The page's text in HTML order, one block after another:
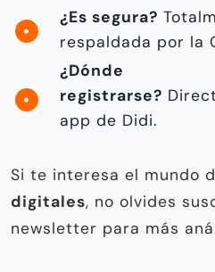
¿Es segura?
respaldada por la
¿Dónde
registrarse?
app de Didi.
Si te interesa el mundo
digitales, no olvides
newsletter para más